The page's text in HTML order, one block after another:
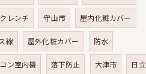
レンチ 守山市 屋内化粧カバー
線 屋外化粧カバー 防水
ン室内機 落下防止 大津市 日立